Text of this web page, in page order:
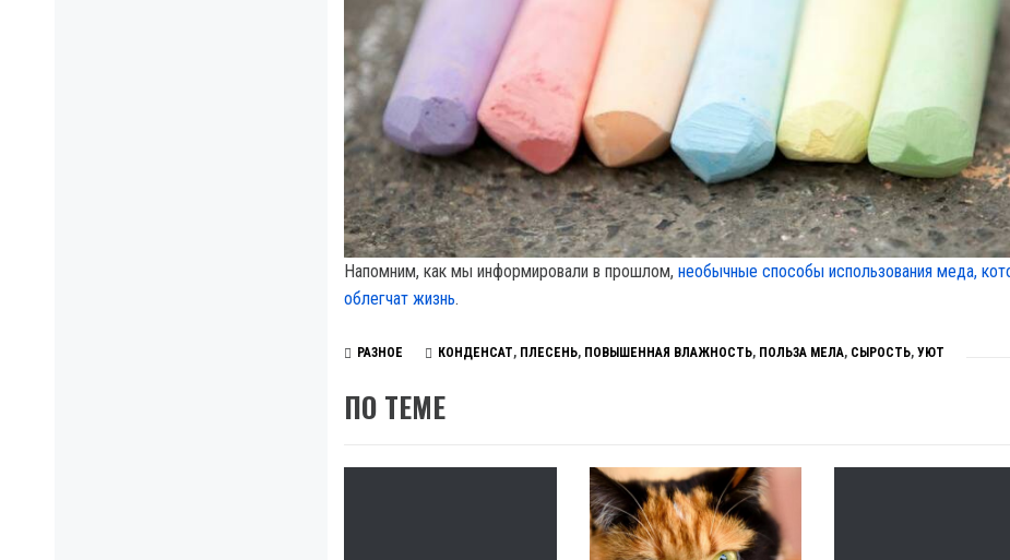
Напомним, как мы информировали в прошлом, необычные способы использования меда,
облегчат жизнь.
РАЗНОЕ КОНДЕНСАТ, ПЛЕСЕНЬ, ПОВЫШЕННАЯ ВЛАЖНОСТЬ, ПОЛЬЗА МЕЛА, СЫРОСТЬ, УЮТ
ПО ТЕМЕ